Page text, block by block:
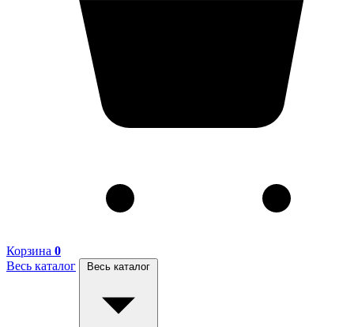
Корзина 0
Весь каталог
Весь каталог